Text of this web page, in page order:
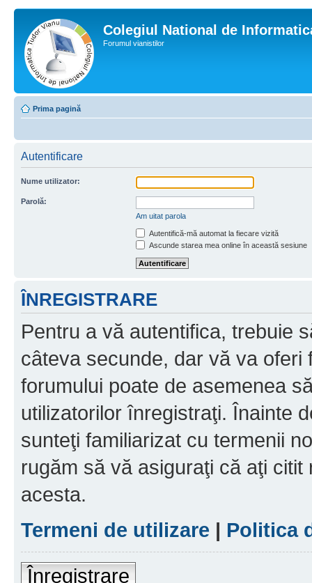
Colegiul National de
Forumul vianistilor
Prima pagină
Autentificare
Nume utilizator:
Parolă:
Am uitat parola
Autentifică-mă automat la fiecare vizită
Ascunde starea mea online în această sesiune
ÎNREGISTRARE
Pentru a vă autentifica, trebuie
câteva secunde, dar vă va oferi
forumului poate de asemenea
utilizatorilor înregistraţi. Înainte
sunteţi familiarizat cu termenii
rugăm să vă asiguraţi că aţi
acesta.
Termeni de utilizare | Politica
Înregistrare